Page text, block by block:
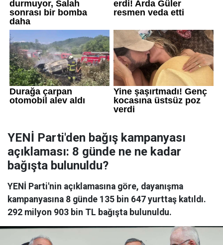
YENİ Parti'den bağış kampanyası
açıklaması: 8 günde ne ne kadar
bağışta bulunuldu?
YENİ Parti'nin açıklamasına göre, dayanışma
kampanyasına 8 günde 135 bin 647 yurttaş katıldı.
292 milyon 903 bin TL bağışta bulunuldu.